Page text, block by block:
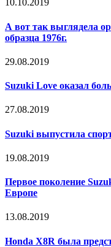
10.10.2019
А вот так выглядела
образца 1976г.
29.08.2019
Suzuki Love оказал
27.08.2019
Suzuki выпустила
19.08.2019
Первое поколение
Европе
13.08.2019
Honda X8R была